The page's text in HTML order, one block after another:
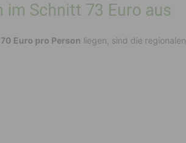
im Schnitt 73 Euro aus
70 Euro pro Person liegen, sind die regionalen